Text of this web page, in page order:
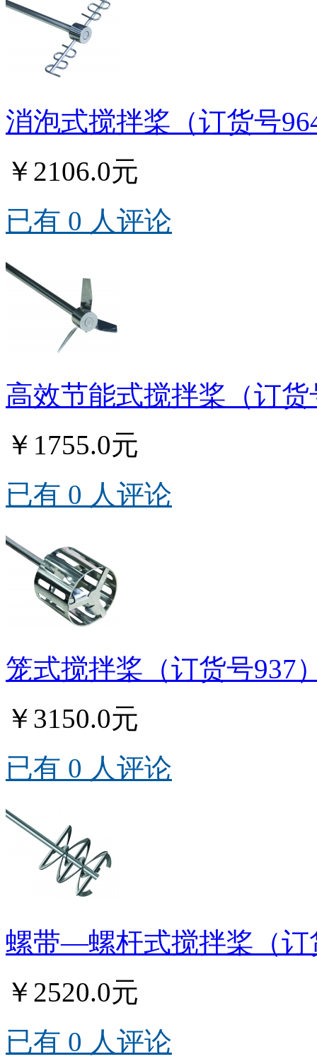
消泡式搅拌桨（订货号
￥2106.0元
已有 0 人评论
高效节能式搅拌桨（订货
￥1755.0元
已有 0 人评论
笼式搅拌桨（订货号937
￥3150.0元
已有 0 人评论
螺带—螺杆式搅拌桨（订
￥2520.0元
已有 0 人评论